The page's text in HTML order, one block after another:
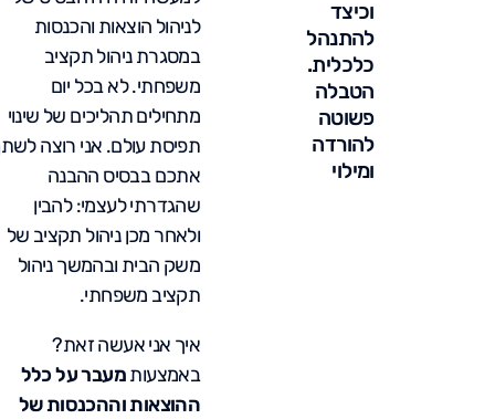
וכיצד
להתנהל
כלכלית.
הטבלה
פשוטה
להורדה
ומילוי
לניהול הוצאות והכנסות
במסגרת ניהול תקציב
משפחתי. לא בכל יום
מתחילים תהליכים של שינוי
תפיסת עולם. אני רוצה
אתכם בבסיס ההבנה
שהגדרתי לעצמי: להבין
ולאחר מכן ניהול תקציב של
משק הבית ובהמשך ניהול
תקציב משפחתי.
איך אני אעשה זאת?
באמצעותמעבר על כלל
ההוצאות וההכנסות של